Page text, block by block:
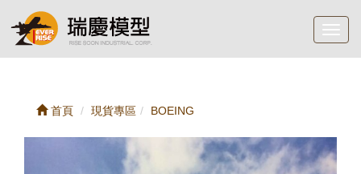
首頁 現貨專區 BOEING